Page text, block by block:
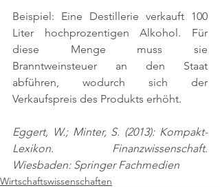
Beispiel: Eine Destillerie verkauft 100
Liter hochprozentigen Alkohol. Für
diese Menge muss sie
Branntweinsteuer an den Staat
abführen, wodurch sich der
Verkaufspreis des Produkts erhöht.
Eggert, W.; Minter, S. (2013): Kompakt-
Lexikon. Finanzwissenschaft.
Wiesbaden: Springer Fachmedien
Wirtschaftswissenschaften